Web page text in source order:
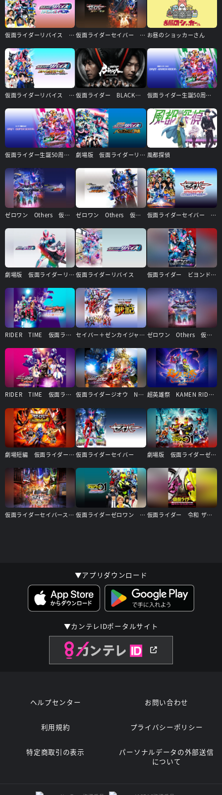
仮面ライダーリバイス スペシャルイベント 仮面ライダーセイバー 深罪の三重奏 お昼のショッカーさん
仮面ライダーリバイス ファイナルステージ＆番組キャストトークショー 仮面ライダー BLACK SUN 仮面ライダー生誕50周年×スーパー戦隊シリーズ45作品記念 50×45感謝祭 Anniversary LIVE ＆ SHOW DAY2 －KAMEN RIDER－
仮面ライダー生誕50周年×スーパー戦隊シリーズ45作品記念 50×45感謝祭 Anniversary LIVE ＆ SHOW DAY1 －SUPER SENTAI－ 劇場版 仮面ライダーリバイス バトルファミリア 風都探偵
ゼロワン Others 仮面ライダー滅亡迅雷 ゼロワン Others 仮面ライダーバルカン＆バルキリー 仮面ライダーセイバー ファイナルステージ＆番組キャストトークショー
劇場版 仮面ライダーリバイス 仮面ライダーリバイス 仮面ライダー ビヨンド・ジェネレーションズ
RIDER TIME 仮面ライダーディケイドVSジオウ ディケイド館のデス・ゲーム セイバー＋ゼンカイジャー スーパーヒーロー戦記 ゼロワン Others 仮面ライダー滅亡迅雷スペシャルイベント
RIDER TIME 仮面ライダーディケイドVSジオウ 7人のジオウ! 仮面ライダージオウ NEXT TIME ゲイツ、マジェスティ 超英雄祭 KAMEN RIDER×SUPER SENTAI LIVE＆SHOW 2020
劇場短編 仮面ライダーセイバー 不死鳥の剣士と破滅の本 仮面ライダーセイバー 劇場版 仮面ライダーゼロワン REAL×TIME
仮面ライダーセイバースピンオフ 剣士列伝 仮面ライダーゼロワン ファイナルステージ＆番組キャストトークショー 仮面ライダー 令和 ザ・ファースト・ジェネレーション
▼アプリダウンロード
▼カンテレIDポータルサイト
ヘルプセンター お問い合わせ
利用規約 プライバシーポリシー
特定商取引の表示
パーソナルデータの外部送信
について